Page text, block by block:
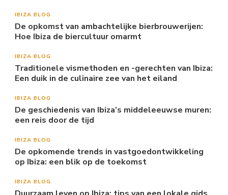
IBIZA BLOG
De opkomst van ambachtelijke bierbrouwerijen:
Hoe Ibiza de biercultuur omarmt
IBIZA BLOG
Traditionele vismethoden en -gerechten van Ibiza:
Een duik in de culinaire zee van het eiland
IBIZA BLOG
De geschiedenis van Ibiza’s middeleeuwse muren:
een reis door de tijd
IBIZA BLOG
De opkomende trends in vastgoedontwikkeling
op Ibiza: een blik op de toekomst
IBIZA BLOG